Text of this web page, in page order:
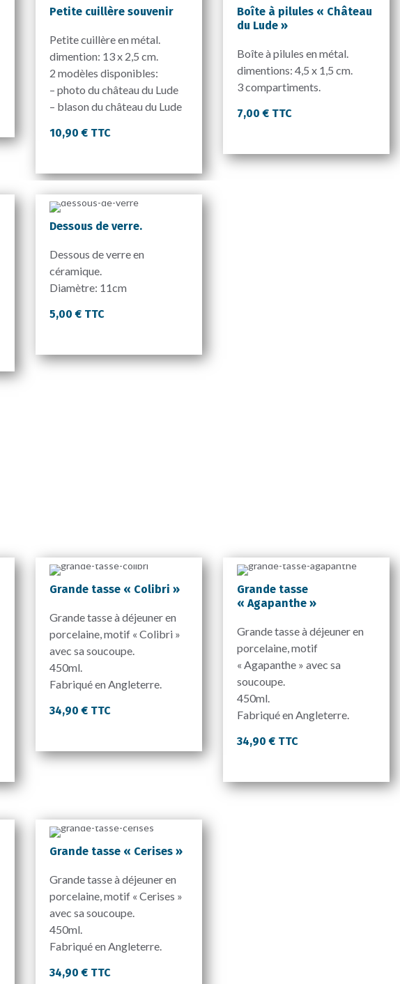
Petite cuillère souvenir
Petite cuillère en métal.
dimention: 13 x 2,5 cm.
2 modèles disponibles:
– photo du château du Lude
– blason du château du Lude
10,90 € TTC
Boîte à pilules « Château
du Lude »
Boîte à pilules en métal.
dimentions: 4,5 x 1,5 cm.
3 compartiments.
7,00 € TTC
Dessous de verre.
Dessous de verre en
céramique.
Diamètre: 11cm
5,00 € TTC
Grande tasse « Colibri »
Grande tasse à déjeuner en
porcelaine, motif « Colibri »
avec sa soucoupe.
450ml.
Fabriqué en Angleterre.
34,90 € TTC
Grande tasse
« Agapanthe »
Grande tasse à déjeuner en
porcelaine, motif
« Agapanthe » avec sa
soucoupe.
450ml.
Fabriqué en Angleterre.
34,90 € TTC
Grande tasse « Cerises »
Grande tasse à déjeuner en
porcelaine, motif « Cerises »
avec sa soucoupe.
450ml.
Fabriqué en Angleterre.
34,90 € TTC